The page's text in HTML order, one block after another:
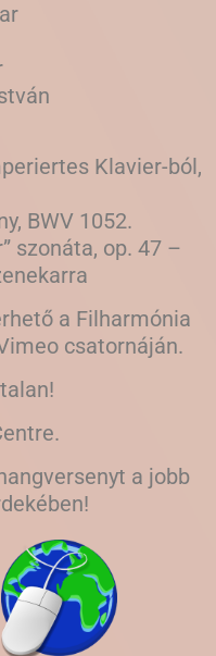
Klavier-ból,
BWV 1052.
szonáta, op. 47 –
a Filharmónia
csatornáján.
a jobb